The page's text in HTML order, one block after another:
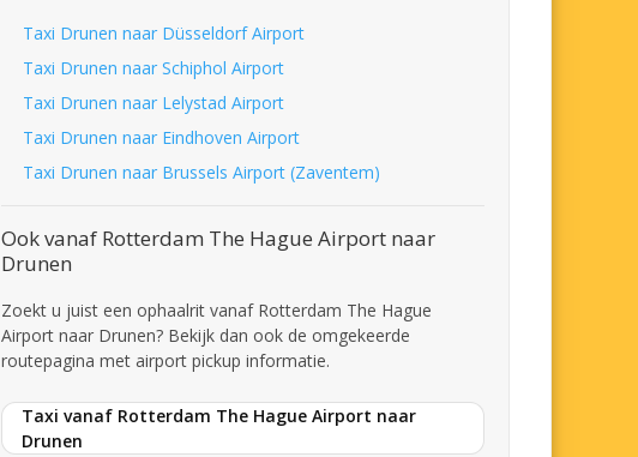
Taxi Drunen naar Düsseldorf Airport
Taxi Drunen naar Schiphol Airport
Taxi Drunen naar Lelystad Airport
Taxi Drunen naar Eindhoven Airport
Taxi Drunen naar Brussels Airport (Zaventem)
Ook vanaf Rotterdam The Hague Airport naar
Drunen
Zoekt u juist een ophaalrit vanaf Rotterdam The Hague
Airport naar Drunen? Bekijk dan ook de omgekeerde
routepagina met airport pickup informatie.
Taxi vanaf Rotterdam The Hague Airport naar
Drunen